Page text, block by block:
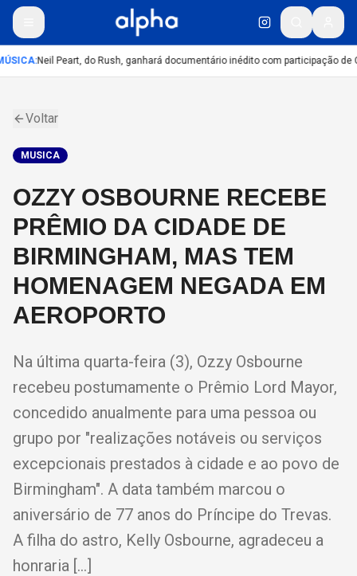
:Neil Peart, do Rush, ganhará documentário inédito com participação de
Voltar
MUSICA
OZZY OSBOURNE RECEBE
PRÊMIO DA CIDADE DE
BIRMINGHAM, MAS TEM
HOMENAGEM NEGADA EM
AEROPORTO
Na última quarta-feira (3), Ozzy Osbourne
recebeu postumamente o Prêmio Lord Mayor,
concedido anualmente para uma pessoa ou
grupo por "realizações notáveis ​​ou serviços
excepcionais prestados à cidade e ao povo de
Birmingham". A data também marcou o
aniversário de 77 anos do Príncipe do Trevas.
A filha do astro, Kelly Osbourne, agradeceu a
honraria […]